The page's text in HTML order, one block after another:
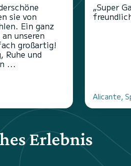
sie von
Ein ganz
unseren
großartig!
Ruhe und
...
„Super
Alicante,
Erlebnis